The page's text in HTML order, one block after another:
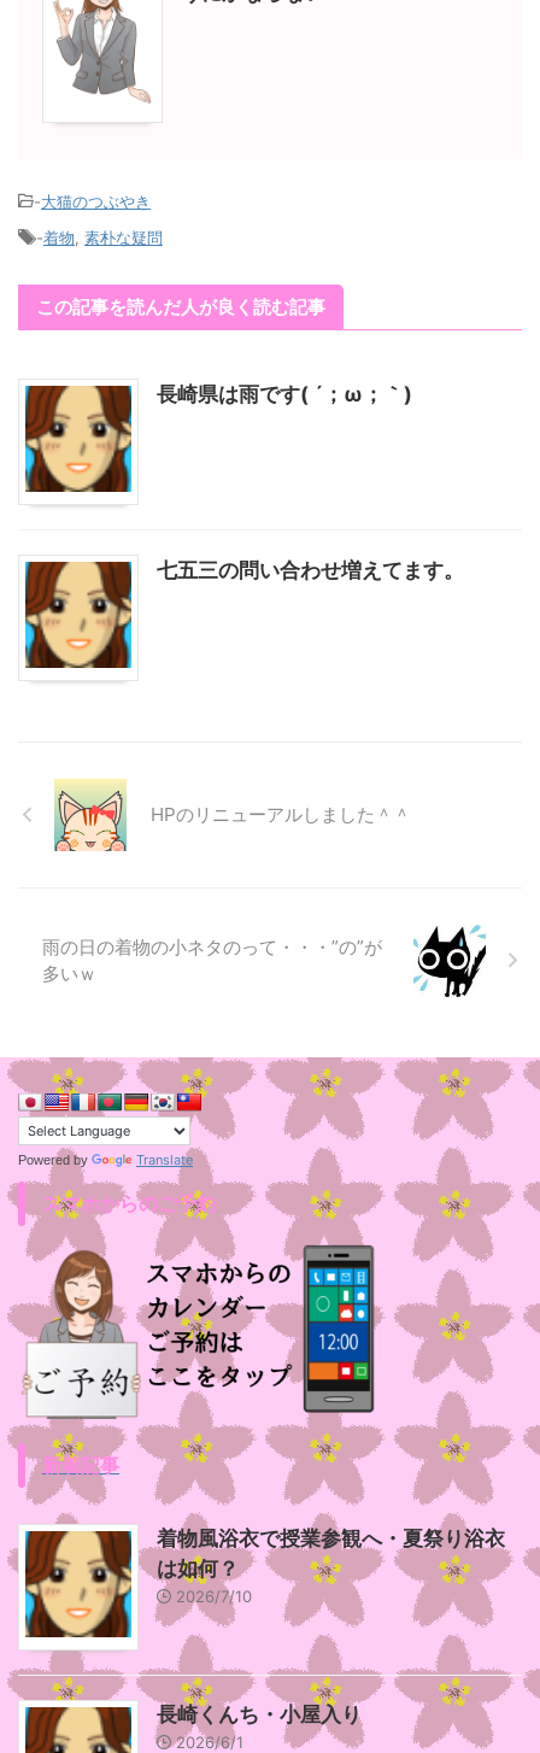
-大猫のつぶやき
-着物 素朴な疑問
この記事を読んだ人が良く読む記事
長崎県は雨です( ´；ω；｀)
七五三の問い合わせ増えてます。
HPのリニューアルしました＾＾
雨の日の着物の小ネタのって・・・”の”が
多いｗ
Powered by Translate
スマホからのご予約
新着記事
着物風浴衣で授業参観へ・夏祭り浴衣
は如何？
2026/7/10
長崎くんち・小屋入り
2026/6/1